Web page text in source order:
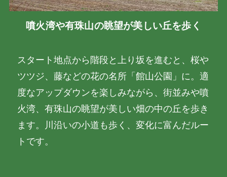
噴火湾や有珠山の眺望が美しい丘を歩く
スタート地点から階段と上り坂を進むと、桜や
ツツジ、藤などの花の名所「館山公園」に。適
度なアップダウンを楽しみながら、街並みや噴
火湾、有珠山の眺望が美しい畑の中の丘を歩き
ます。川沿いの小道も歩く、変化に富んだルー
トです。